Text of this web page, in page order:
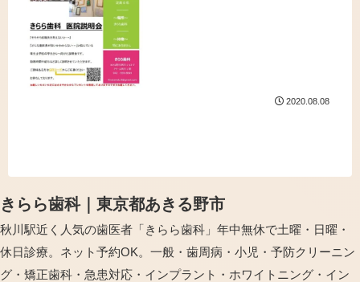
2020.08.08
きらら歯科｜東京都あきる野市
秋川駅近く人気の歯医者「きらら歯科」年中無休で土曜・日曜・
休日診療。ネット予約OK。一般・歯周病・小児・予防クリーニン
グ・矯正歯科・急患対応・インプラント・ホワイトニング・イン